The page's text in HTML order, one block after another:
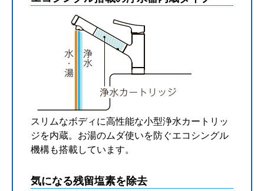
スリムなボディに高性能な小型浄水カートリッ
ジを内蔵。お湯のムダ使いを防ぐエコシングル
機構も搭載しています。
気になる残留塩素を除去